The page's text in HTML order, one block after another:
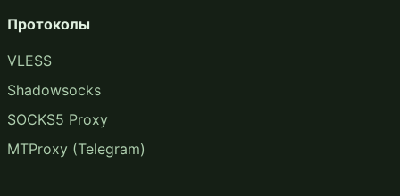
Протоколы
VLESS
Shadowsocks
SOCKS5 Proxy
MTProxy (Telegram)